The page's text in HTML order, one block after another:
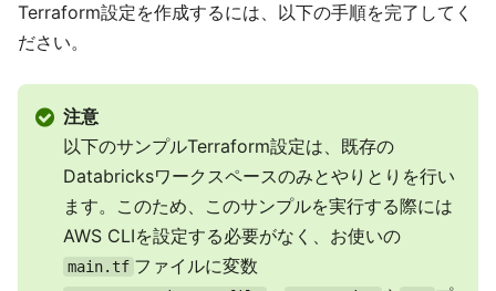
Terraform設定を作成するには、以下の手順を完了してく
ださい。
注意
以下のサンプルTerraform設定は、既存の
Databricksワークスペースのみとやりとりを行い
ます。このため、このサンプルを実行する際には
AWS CLIを設定する必要がなく、お使いの
main.tf ファイルに変数